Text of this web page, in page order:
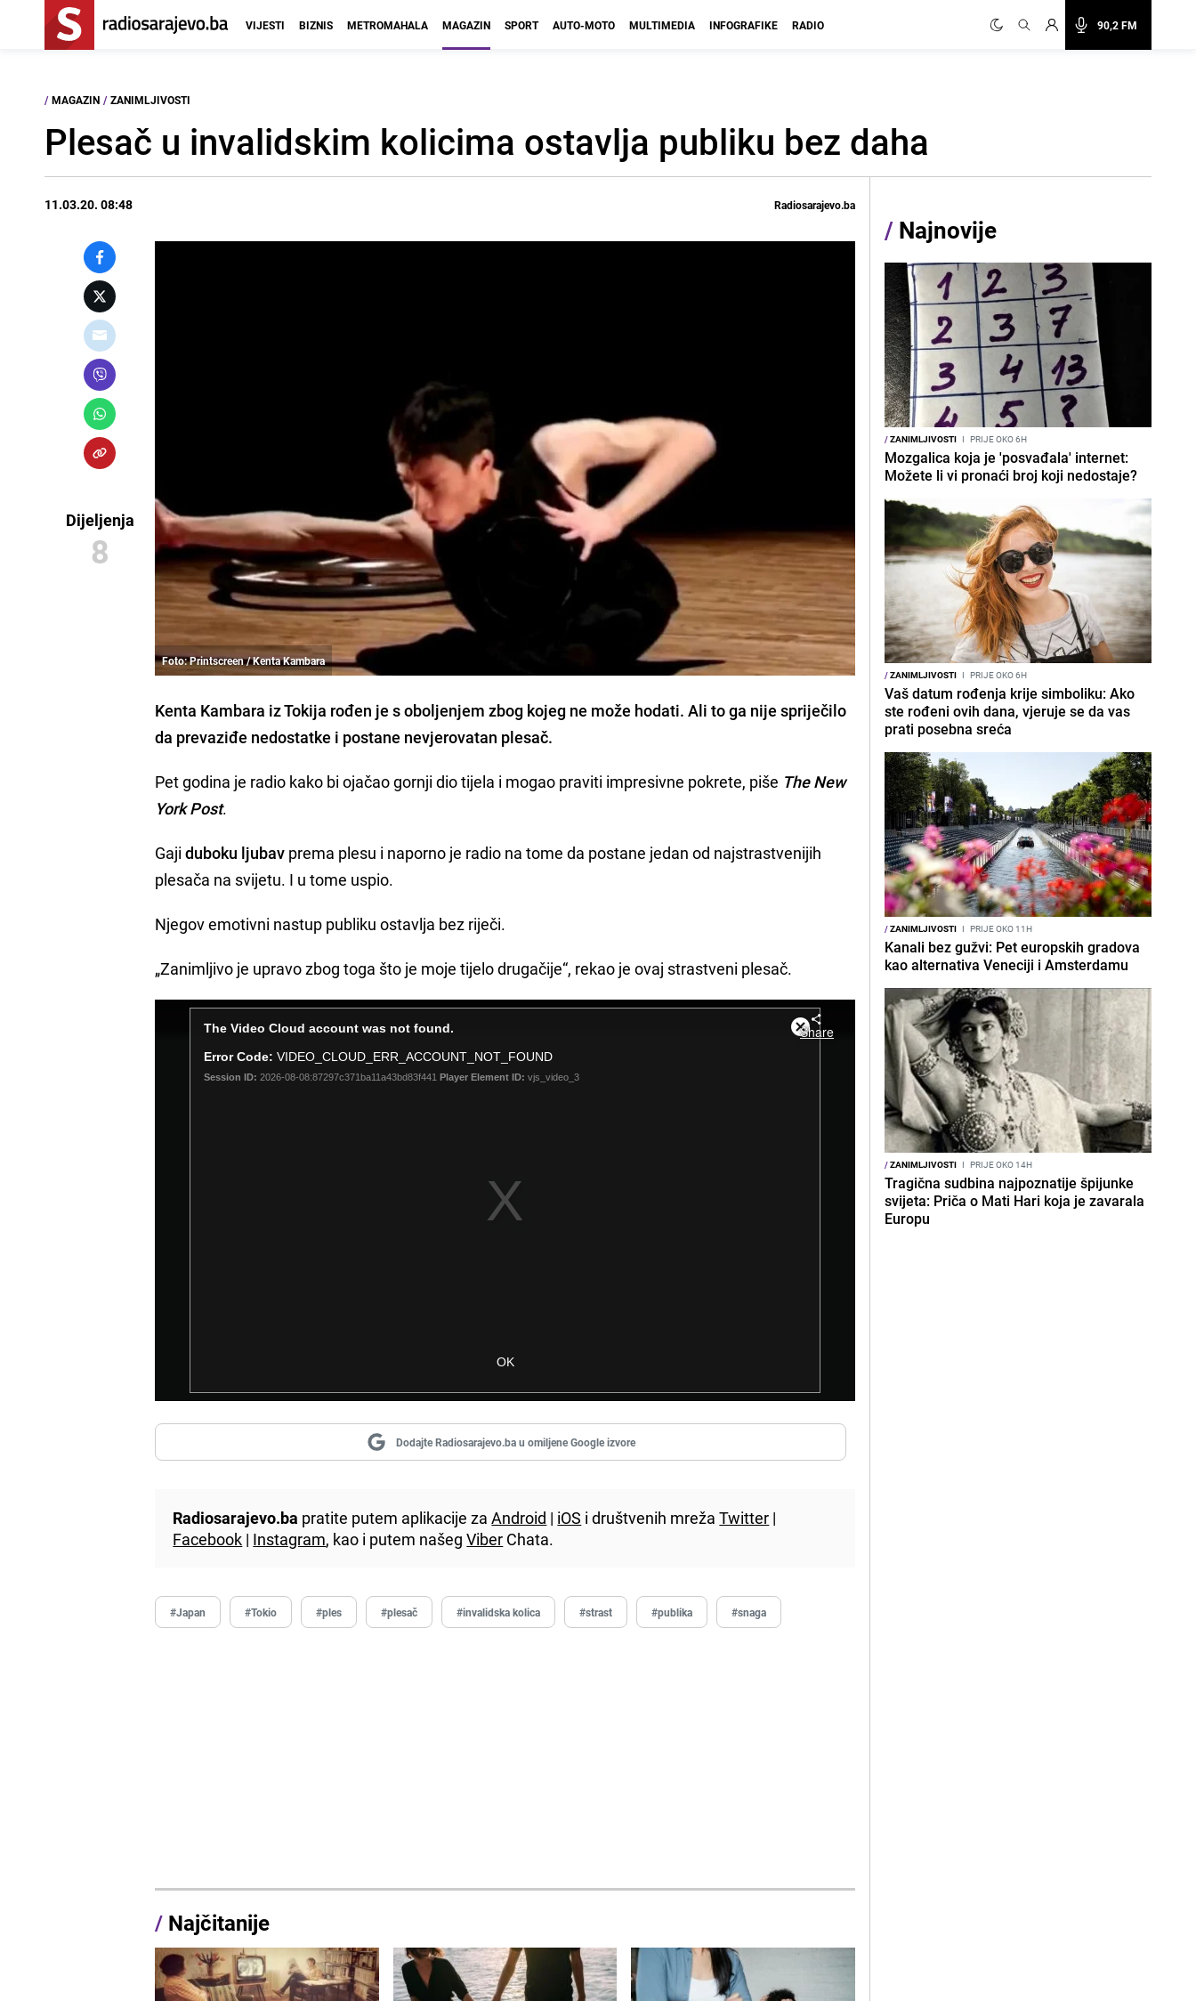
90,2 FM
VIJESTI BIZNIS METROMAHALA MAGAZIN SPORT AUTO-MOTO MULTIMEDIA INFOGRAFIKE RADIO
/ MAGAZIN / ZANIMLJIVOSTI
Plesač u invalidskim kolicima ostavlja publiku bez daha
11.03.20. 08:48 Radiosarajevo.ba
Dijeljenja
8
Foto: Printscreen / Kenta Kambara
Kenta Kambara iz Tokija rođen je s oboljenjem zbog kojeg ne može hodati. Ali to ga nije spriječilo
da prevaziđe nedostatke i postane nevjerovatan plesač.
Pet godina je radio kako bi ojačao gornji dio tijela i mogao praviti impresivne pokrete, piše The New
York Post.
Gajiduboku ljubav prema plesu i naporno je radio na tome da postane jedan od najstrastvenijih
plesača na svijetu. I u tome uspio.
Njegov emotivni nastup publiku ostavlja bez riječi.
„Zanimljivo je upravo zbog toga što je moje tijelo drugačije“, rekao je ovaj strastveni plesač.
Dodajte Radiosarajevo.ba u omiljene Google izvore
Radiosarajevo.ba pratite putem aplikacije zaAndroid | iOS i društvenih mrežaTwitter |
Facebook | Instagram, kao i putem našegViber Chata.
#Japan #Tokio #ples #plesač #invalidska kolica #strast #publika #snaga
/ Najčitanije
/ Najnovije
/ZANIMLJIVOSTI I PRIJE OKO 6H
Mozgalica koja je 'posvađala' internet:
Možete li vi pronaći broj koji nedostaje?
/ZANIMLJIVOSTI I PRIJE OKO 6H
Vaš datum rođenja krije simboliku: Ako
ste rođeni ovih dana, vjeruje se da vas
prati posebna sreća
/ZANIMLJIVOSTI I PRIJE OKO 11H
Kanali bez gužvi: Pet europskih gradova
kao alternativa Veneciji i Amsterdamu
/ZANIMLJIVOSTI I PRIJE OKO 14H
Tragična sudbina najpoznatije špijunke
svijeta: Priča o Mati Hari koja je zavarala
Europu